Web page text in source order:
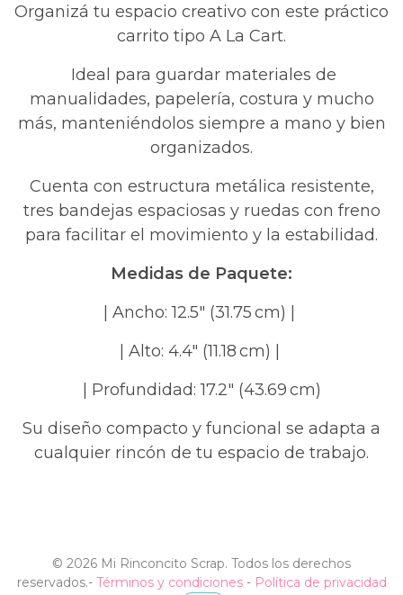
Organizá tu espacio creativo con este práctico
carrito tipo A La Cart.
Ideal para guardar materiales de
manualidades, papelería, costura y mucho
más, manteniéndolos siempre a mano y bien
organizados.
Cuenta con estructura metálica resistente,
tres bandejas espaciosas y ruedas con freno
para facilitar el movimiento y la estabilidad.
Medidas de Paquete:
| Ancho: 12.5″ (31.75 cm) |
| Alto: 4.4″ (11.18 cm) |
| Profundidad: 17.2″ (43.69 cm)
Su diseño compacto y funcional se adapta a
cualquier rincón de tu espacio de trabajo.
© 2026 Mi Rinconcito Scrap. Todos los derechos
reservados.- Términos y condiciones- Política de privacidad